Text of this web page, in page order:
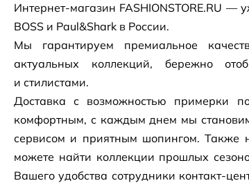
Интернет-магазин FASHIONSTORE.RU —
BOSS и Paul&Shark в России.
Мы гарантируем премиальное
актуальных коллекций, бережно
и стилистами.
Доставка с возможностью примерки
комфортным, с каждым днем мы
сервисом и приятным шопингом. Также
можете найти коллекции прошлых
Вашего удобства сотрудники контакт-